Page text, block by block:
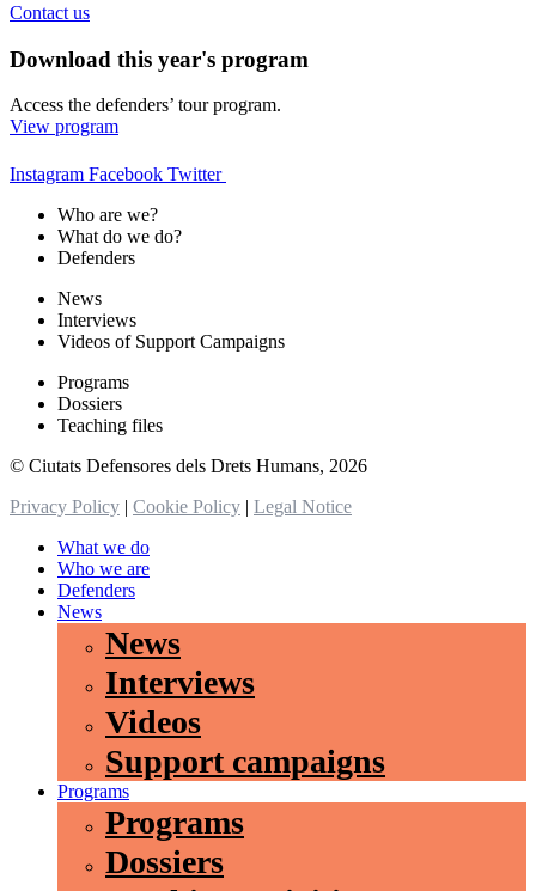
Contact us
Download this year's program
Access the defenders’ tour program.
View program
Instagram Facebook Twitter
Who are we?
What do we do?
Defenders
News
Interviews
Videos of Support Campaigns
Programs
Dossiers
Teaching files
© Ciutats Defensores dels Drets Humans, 2026
Privacy Policy | Cookie Policy | Legal Notice
What we do
Who we are
Defenders
News
News
Interviews
Videos
Support campaigns
Programs
Programs
Dossiers